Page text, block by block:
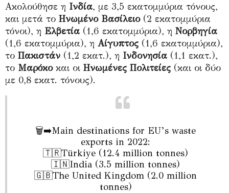
Ακολούθησε η Ινδία, με 3,5 εκατομμύρια τόνους,
και μετά το Ηνωμένο Βασίλειο(2 εκατομμύρια
τόνοι), η Ελβετία (1,6 εκατομμύρια), η Νορβηγία
(1,6 εκατομμύρια), η Αίγυπτος (1,6 εκατομμύρια),
το Πακιστάν (1,2 εκατ.), η Ινδονησία (1,1 εκατ.),
το Μαρόκο και οι Ηνωμένες Πολιτείες (και οι δύο
με 0,8 εκατ. τόνους).
🗑️➡️Main destinations for EU’s waste
exports in 2022:
🇹🇷Türkiye (12.4 million tonnes)
🇮🇳India (3.5 million tonnes)
🇬🇧The United Kingdom (2.0 million
tonnes)